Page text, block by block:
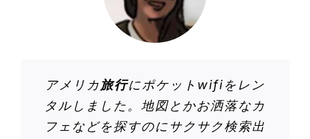
アメリカ旅行にポケットwifiをレン
タルしました。地図とかお洒落なカ
フェなどを探すのにサクサク検索出